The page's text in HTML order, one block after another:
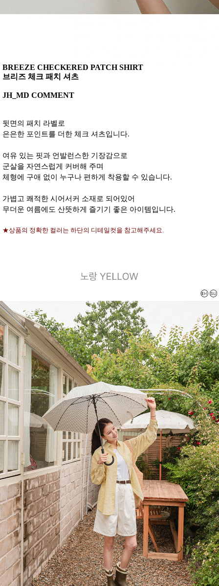
BREEZE CHECKERED PATCH SHIRT
브리즈 체크 패치 셔츠
JH_MD COMMENT
뒷면의 패치 라벨로
은은한 포인트를 더한 체크 셔츠입니다.
여유 있는 핏과 언발런스한 기장감으로
군살을 자연스럽게 커버해 주며
체형에 구애 없이 누구나 편하게 착용할 수 있습니다.
가볍고 쾌적한 시어서커 소재로 되어있어
무더운 여름에도 산뜻하게 즐기기 좋은 아이템입니다.
★상품의 정확한 컬러는 하단의 디테일컷을 참고해주세요.